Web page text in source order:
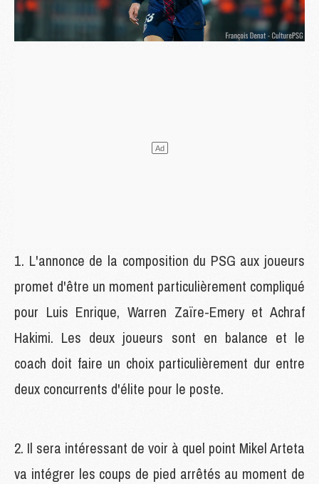
L'annonce de la composition du PSG aux joueurs
promet d'être un moment particulièrement compliqué
pour Luis Enrique, Warren Zaïre-Emery et Achraf
Hakimi. Les deux joueurs sont en balance et le
coach doit faire un choix particulièrement dur entre
deux concurrents d'élite pour le poste.
2. Il sera intéressant de voir à quel point Mikel Arteta
va intégrer les coups de pied arrêtés au moment de